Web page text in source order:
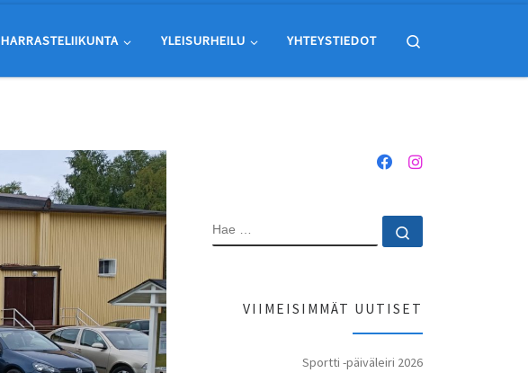
HARRASTELIIKUNTA YLEISURHEILU YHTEYSTIEDOT
HAE
VIIMEISIMMÄT UUTISET
Sportti -päiväleiri 2026